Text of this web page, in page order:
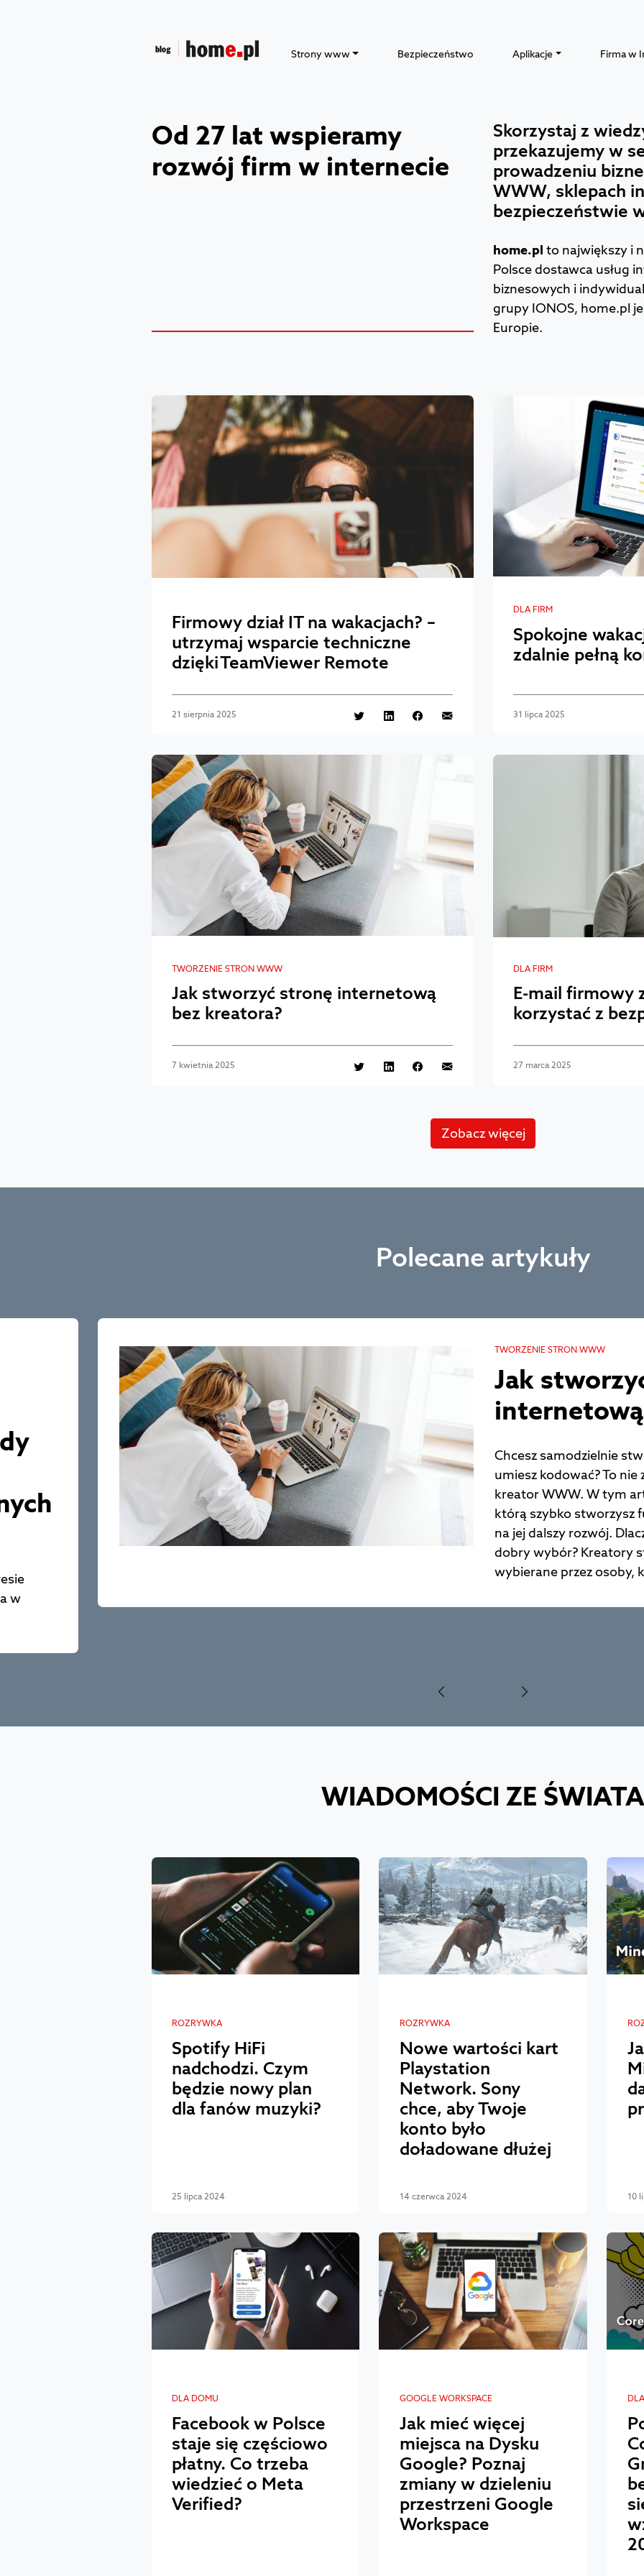
Strony www Bezpieczeństwo Aplikacje Firma w
Od 27 lat wspieramy
rozwój firm w internecie
Skorzystaj z
przekazujemy w
prowadzeniu
WWW, sklepach
bezpieczeństwie
home.pl to największy i
Polsce dostawca usług
biznesowych i
grupy IONOS, home.pl
Europie.
Firmowy dział IT na wakacjach? –
utrzymaj wsparcie techniczne
dzięki TeamViewer Remote
21 sierpnia 2025
DLA FIRM
Spokojne
zdalnie pełną
31 lipca 2025
TWORZENIE STRON WWW
Jak stworzyć stronę internetową
bez kreatora?
7 kwietnia 2025
DLA FIRM
E-mail firmowy
korzystać z
27 marca 2025
Zobacz więcej
Polecane artykuły
w
TWORZENIE STRON WWW
Jak
Chcesz samodzielnie
umiesz kodować? To nie
kreator WWW. W tym
którą szybko stworzysz
na jej dalszy rozwój.
dobry wybór? Kreatory
wybierane przez osoby,
WIADOMOŚCI ZE ŚWIATA
ROZRYWKA
Spotify HiFi
nadchodzi. Czym
będzie nowy plan
dla fanów muzyki?
25 lipca 2024
ROZRYWKA
Nowe wartości kart
Playstation
Network. Sony
chce, aby Twoje
konto było
doładowane dłużej
14 czerwca 2024 10
DLA DOMU
Facebook w Polsce
staje się częściowo
płatny. Co trzeba
wiedzieć o Meta
Verified?
GOOGLE WORKSPACE
Jak mieć więcej
miejsca na Dysku
Google? Poznaj
zmiany w dzieleniu
przestrzeni Google
Workspace